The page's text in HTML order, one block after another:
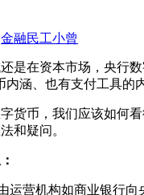
金融民工小曾
是在资本市场，央行
内涵、也有支付工具的
货币，我们应该如何
和疑问。
运营机构如商业银行